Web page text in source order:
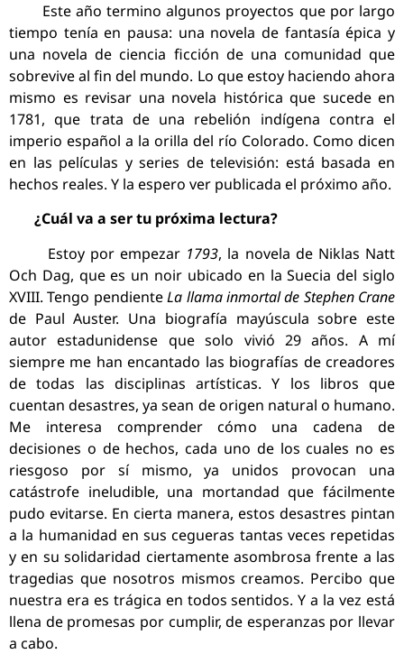
Este año termino algunos proyectos que por largo
tiempo tenía en pausa: una novela de fantasía épica y
una novela de ciencia ficción de una comunidad que
sobrevive al fin del mundo. Lo que estoy haciendo ahora
mismo es revisar una novela histórica que sucede en
1781, que trata de una rebelión indígena contra el
imperio español a la orilla del río Colorado. Como dicen
en las películas y series de televisión: está basada en
hechos reales. Y la espero ver publicada el próximo año.
¿Cuál va a ser tu próxima lectura?
Estoy por empezar 1793, la novela de Niklas Natt
Och Dag, que es un noir ubicado en la Suecia del siglo
XVIII. Tengo pendienteLa llama inmortal de Stephen Crane
de Paul Auster. Una biografía mayúscula sobre este
autor estadunidense que solo vivió 29 años. A mí
siempre me han encantado las biografías de creadores
de todas las disciplinas artísticas. Y los libros que
cuentan desastres, ya sean de origen natural o humano.
Me interesa comprender cómo una cadena de
decisiones o de hechos, cada uno de los cuales no es
riesgoso por sí mismo, ya unidos provocan una
catástrofe ineludible, una mortandad que fácilmente
pudo evitarse. En cierta manera, estos desastres pintan
a la humanidad en sus cegueras tantas veces repetidas
y en su solidaridad ciertamente asombrosa frente a las
tragedias que nosotros mismos creamos. Percibo que
nuestra era es trágica en todos sentidos. Y a la vez está
llena de promesas por cumplir, de esperanzas por llevar
a cabo.